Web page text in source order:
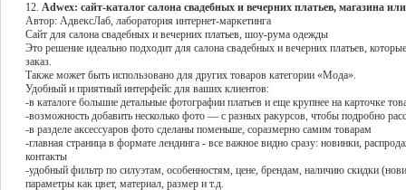
12. Adwex: сайт-каталог салона свадебных и вечерних платьев, магазина
Автор: АдвексЛаб, лаборатория интернет-маркетинга
Сайт для салона свадебных и вечерних платьев, шоу-рума одежды
Это решение идеально подходит для салона свадебных и вечерних платьев,
заказ.
Также может быть использовано для других товаров категории «Мода».
Удобный и приятный интерфейс для ваших клиентов:
-в каталоге большие детальные фотографии платьев и еще крупнее на карточке
-возможность добавить несколько фото — с разных ракурсов, чтобы подробно
-в разделе аксессуаров фото сделаны поменьше, соразмерно самим товарам
-главная страница в формате лендинга - все важное видно сразу: новинки,
контакты
-удобный фильтр по силуэтам, особенностям, цене, брендам, наличию скидки
параметры как цвет, материал, размер и т.д.